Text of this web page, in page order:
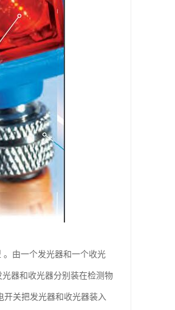
。由一个发光器和一个收光
器和收光器分别装在检测物
开关把发光器和收光器装入